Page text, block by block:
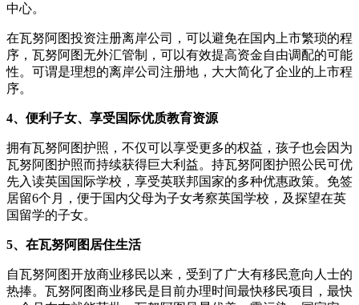
中心。
在瓦努阿图投资注册离岸公司，可以避免在国内上市繁琐的程
序，瓦努阿图无外汇管制，可以有效提高资金自由调配的可能
性。可谓是理想的离岸公司注册地，大大简化了企业的上市程
序。
4、便利子女、享受国际优质教育资源
拥有瓦努阿图护照，不仅可以享受更多的权益，孩子也会因为
瓦努阿图护照而持续获得巨大利益。持瓦努阿图护照公民可优
先入读英国国际学校，享受英联邦国家的多种优惠政策。免签
居留6个月，便于国内父母为子女考察英国学校，及探望在英
国留学的子女。
5、在瓦努阿图居住生活
自瓦努阿图开放商业移民以来，受到了广大有移民意向人士的
热捧。瓦努阿图商业移民是目前办理时间最快移民项目，最快